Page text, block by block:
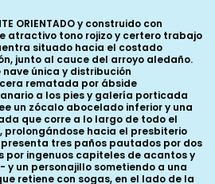
ORIENTADO y construido con
atractivo tono rojizo y certero trabajo
situado hacia el costado
junto al cauce del arroyo aledaño.
única y distribución
rematada por ábside
a los pies y galería porticada
un zócalo abocelado inferior y una
que corre a lo largo de todo el
prolongándose hacia el presbiterio
tres paños pautados por dos
por ingenuos capiteles de acantos y
un personajillo sometiendo a una
retiene con sogas, en el lado de la